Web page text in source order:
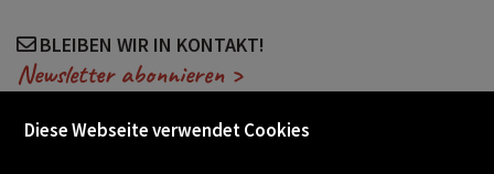
Quantum Jumping
Selbstsabotage überwinden
BLEIBEN WIR IN KONTAKT!
Newsletter abonnieren >
Diese Webseite verwendet Cookies